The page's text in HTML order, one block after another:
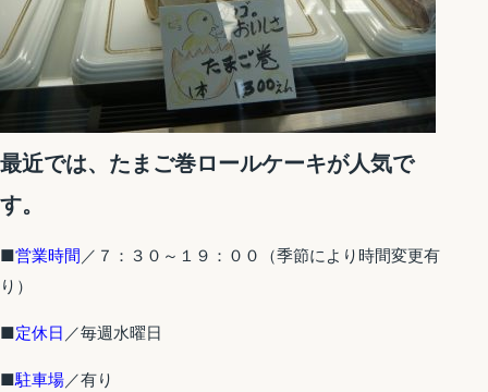
最近では、たまご巻ロールケーキが人気で
す。
■営業時間 ／７：３０～１９：００（季節により時間変更有
り）
■定休日 ／毎週水曜日
■駐車場／有り